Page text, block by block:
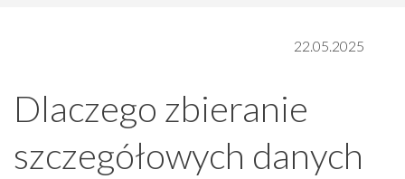
22.05.2025
Dlaczego zbieranie
szczegółowych danych